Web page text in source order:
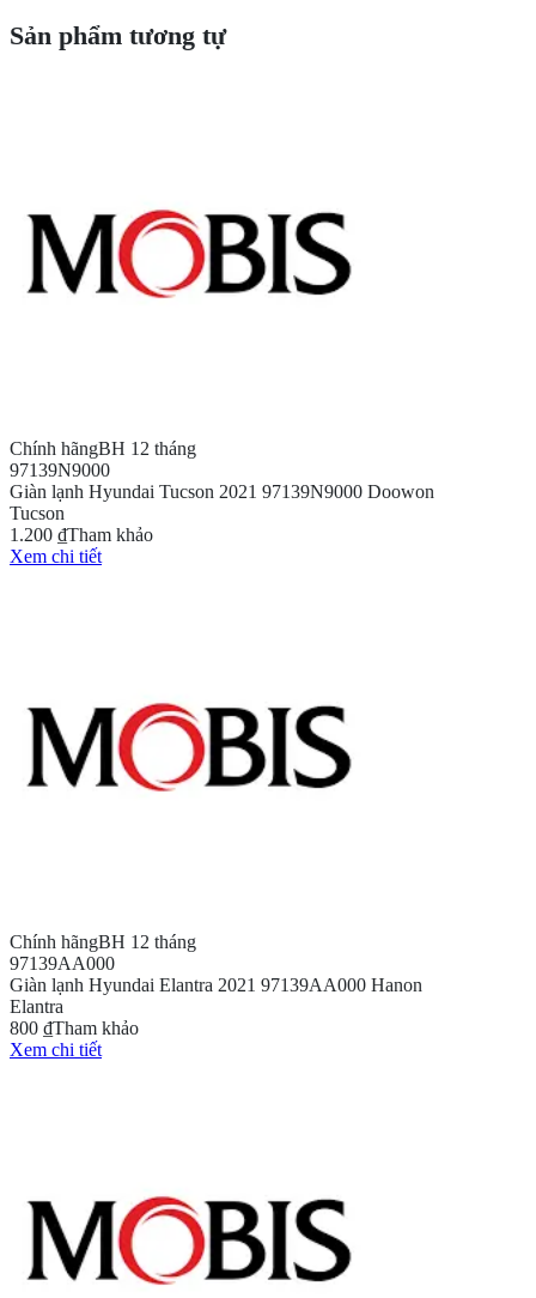
Sản phẩm tương tự
Chính hãngBH 12 tháng
97139N9000
Giàn lạnh Hyundai Tucson 2021 97139N9000 Doowon
Tucson
1.200 ₫Tham khảo
Xem chi tiết
Chính hãngBH 12 tháng
97139AA000
Giàn lạnh Hyundai Elantra 2021 97139AA000 Hanon
Elantra
800 ₫Tham khảo
Xem chi tiết